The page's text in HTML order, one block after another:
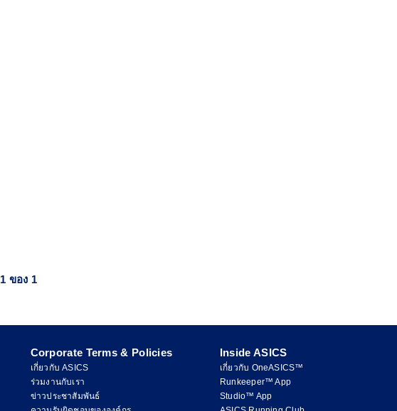
1 ของ 1
Corporate Terms & Policies
เกี่ยวกับ ASICS
ร่วมงานกับเรา
ข่าวประชาสัมพันธ์
Inside ASICS
เกี่ยวกับ OneASICS™
Runkeeper™ App
Studio™ App